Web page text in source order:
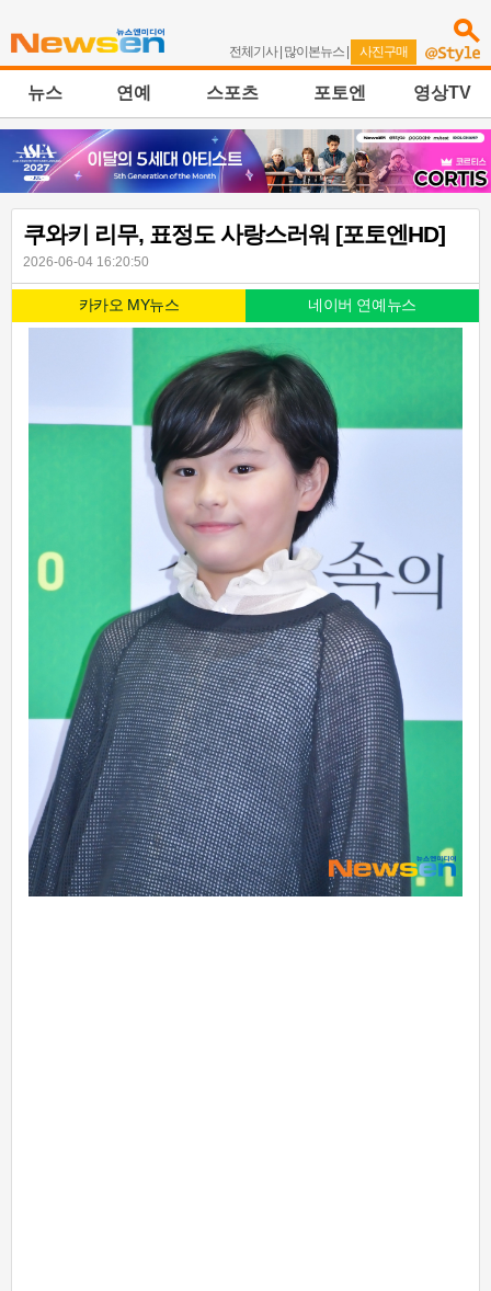
전체기사| 많이본뉴스 | 사진구매
뉴스 연예 스포츠 포토엔 영상TV
쿠와키 리무, 표정도 사랑스러워 [포토엔HD]
2026-06-04 16:20:50
카카오 MY뉴스 네이버 연예뉴스